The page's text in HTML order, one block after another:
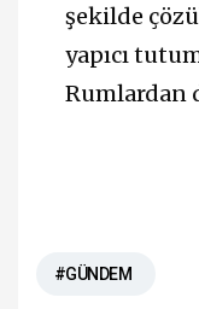
şekilde
yapıcı
Rumlardan
#GÜNDEM